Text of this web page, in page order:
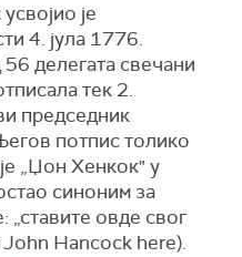
је
4. јула 1776.
делегата свечани
тек 2.
председник
потпис толико
„Џон Хенкок" у
синоним за
„ставите овде свог
Hancock here).